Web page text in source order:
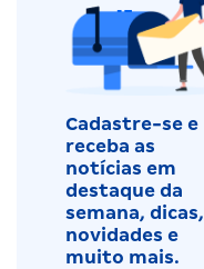
Cadastre-se e
receba as
notícias em
destaque da
semana, dicas,
novidades e
muito mais.